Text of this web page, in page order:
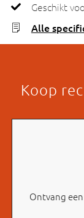
Geschikt
Alle
Koop
Ontvang